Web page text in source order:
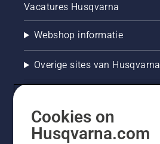
Vacatures Husqvarna
Webshop informatie
Overige sites van Husqvarna
Cookies on
Husqvarna.com